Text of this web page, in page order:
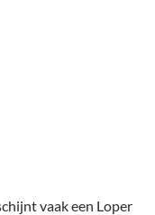
vaak een Loper